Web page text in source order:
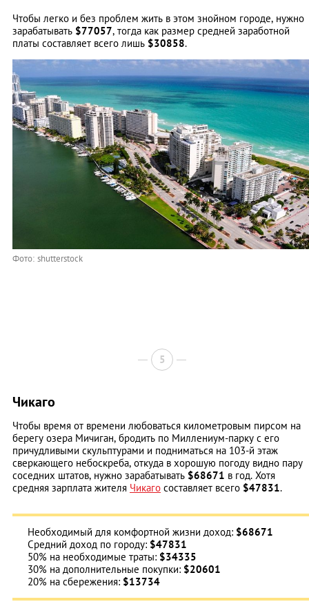
Чтобы легко и без проблем жить в этом знойном городе, нужно
зарабатывать $77057, тогда как размер средней заработной
платы составляет всего лишь $30858.
Фото: shutterstock
5
Чикаго
Чтобы время от времени любоваться километровым пирсом на
берегу озера Мичиган, бродить по Миллениум-парку с его
причудливыми скульптурами и подниматься на 103-й этаж
сверкающего небоскреба, откуда в хорошую погоду видно пару
соседних штатов, нужно зарабатывать $68671 в год. Хотя
средняя зарплата жителя Чикаго составляет всего $47831.
Необходимый для комфортной жизни доход: $68671
Средний доход по городу: $47831
50% на необходимые траты: $34335
30% на дополнительные покупки: $20601
20% на сбережения: $13734